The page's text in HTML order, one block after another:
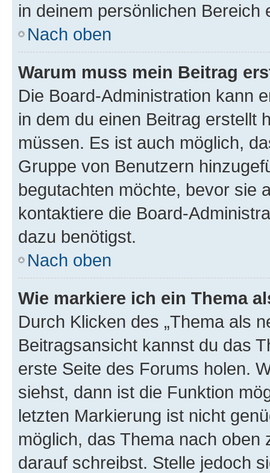
in deinem persönlichen Bereich
Nach oben
Warum muss mein Beitrag
Die Board-Administration kann
in dem du einen Beitrag erstellt
müssen. Es ist auch möglich,
Gruppe von Benutzern
begutachten möchte, bevor sie
kontaktiere die Board-
dazu benötigst.
Nach oben
Wie markiere ich ein Thema
Durch Klicken des „Thema als
Beitragsansicht kannst du das
erste Seite des Forums holen.
siehst, dann ist die Funktion
letzten Markierung ist nicht
möglich, das Thema nach oben
darauf schreibst. Stelle jedoch